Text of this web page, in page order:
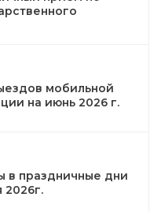
мобильной
на июнь 2026 г.
в праздничные дни
2026г.